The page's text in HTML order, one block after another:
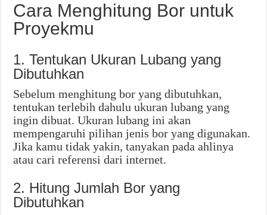
Cara Menghitung Bor untuk
Proyekmu
1. Tentukan Ukuran Lubang yang
Dibutuhkan
Sebelum menghitung bor yang dibutuhkan,
tentukan terlebih dahulu ukuran lubang yang
ingin dibuat. Ukuran lubang ini akan
mempengaruhi pilihan jenis bor yang digunakan.
Jika kamu tidak yakin, tanyakan pada ahlinya
atau cari referensi dari internet.
2. Hitung Jumlah Bor yang
Dibutuhkan